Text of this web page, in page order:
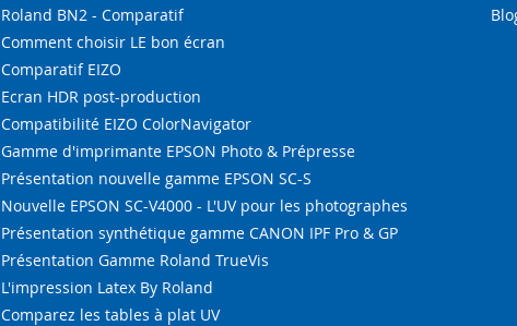
Roland BN2 - Comparatif
Comment choisir LE bon écran
Comparatif EIZO
Ecran HDR post-production
Compatibilité EIZO ColorNavigator
Gamme d'imprimante EPSON Photo & Prépresse
Présentation nouvelle gamme EPSON SC-S
Nouvelle EPSON SC-V4000 - L'UV pour les photographes
Présentation synthétique gamme CANON IPF Pro & GP
Présentation Gamme Roland TrueVis
L'impression Latex By Roland
Comparez les tables à plat UV